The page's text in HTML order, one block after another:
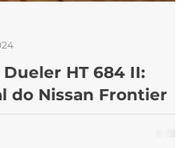
HT 684 II:
do Nissan Frontier